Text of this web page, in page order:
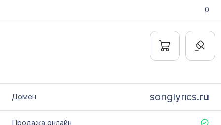
0
songlyrics.ru